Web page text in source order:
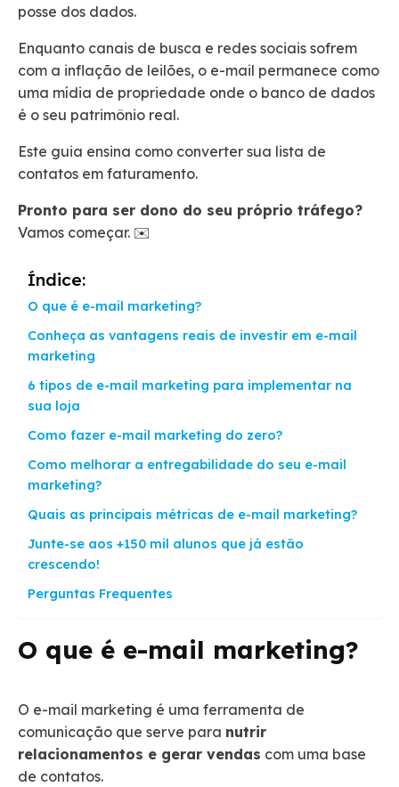
posse dos dados.
Enquanto canais de busca e redes sociais sofrem
com a inflação de leilões, o e-mail permanece como
uma mídia de propriedade onde o banco de dados
é o seu patrimônio real.
Este guia ensina como converter sua lista de
contatos em faturamento.
Pronto para ser dono do seu próprio tráfego?
Vamos começar. ✉️
Índice:
O que é e-mail marketing?
Conheça as vantagens reais de investir em e-mail
marketing
6 tipos de e-mail marketing para implementar na
sua loja
Como fazer e-mail marketing do zero?
Como melhorar a entregabilidade do seu e-mail
marketing?
Quais as principais métricas de e-mail marketing?
Junte-se aos +150 mil alunos que já estão
crescendo!
Perguntas Frequentes
O que é e-mail marketing?
O e-mail marketing é uma ferramenta de
comunicação que serve para nutrir
relacionamentos e gerar vendas com uma base
de contatos.